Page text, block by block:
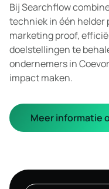
Bij Searchflow
techniek in één helder
marketing proof,
doelstellingen te
ondernemers in
impact maken.
Meer informatie